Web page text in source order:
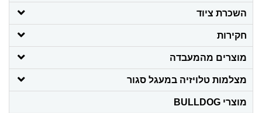
השכרת ציוד
חקירות
מוצרים מהמעבדה
מצלמות טלויזיה במעגל סגור
מוצרי BULLDOG